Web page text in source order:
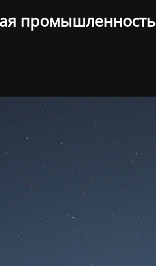
промышленность